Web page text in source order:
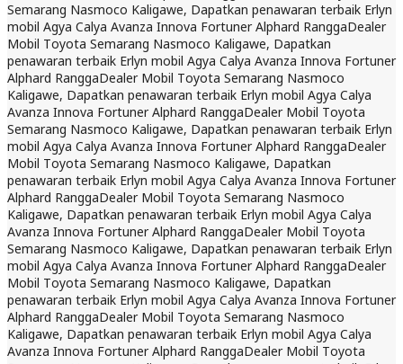
Semarang Nasmoco Kaligawe, Dapatkan penawaran terbaik Erlyn
mobil Agya Calya Avanza Innova Fortuner Alphard RanggaDealer
Mobil Toyota Semarang Nasmoco Kaligawe, Dapatkan
penawaran terbaik Erlyn mobil Agya Calya Avanza Innova Fortuner
Alphard RanggaDealer Mobil Toyota Semarang Nasmoco
Kaligawe, Dapatkan penawaran terbaik Erlyn mobil Agya Calya
Avanza Innova Fortuner Alphard RanggaDealer Mobil Toyota
Semarang Nasmoco Kaligawe, Dapatkan penawaran terbaik Erlyn
mobil Agya Calya Avanza Innova Fortuner Alphard RanggaDealer
Mobil Toyota Semarang Nasmoco Kaligawe, Dapatkan
penawaran terbaik Erlyn mobil Agya Calya Avanza Innova Fortuner
Alphard RanggaDealer Mobil Toyota Semarang Nasmoco
Kaligawe, Dapatkan penawaran terbaik Erlyn mobil Agya Calya
Avanza Innova Fortuner Alphard RanggaDealer Mobil Toyota
Semarang Nasmoco Kaligawe, Dapatkan penawaran terbaik Erlyn
mobil Agya Calya Avanza Innova Fortuner Alphard RanggaDealer
Mobil Toyota Semarang Nasmoco Kaligawe, Dapatkan
penawaran terbaik Erlyn mobil Agya Calya Avanza Innova Fortuner
Alphard RanggaDealer Mobil Toyota Semarang Nasmoco
Kaligawe, Dapatkan penawaran terbaik Erlyn mobil Agya Calya
Avanza Innova Fortuner Alphard RanggaDealer Mobil Toyota